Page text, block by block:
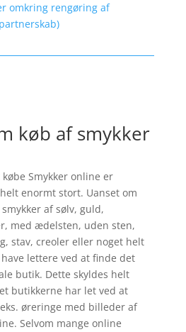
omkring rengøring af
køb af smykker
Smykker online er
enormt stort. Uanset om
af sølv, guld,
med ædelsten, uden sten,
stav, creoler eller noget helt
lettere ved at finde det
butik. Dette skyldes helt
butikkerne har let ved at
øreringe med billeder af
Selvom mange online